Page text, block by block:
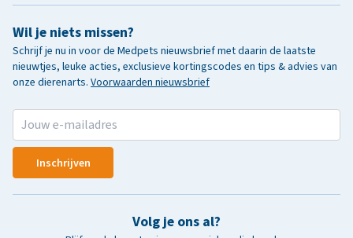
Wil je niets missen?
Schrijf je nu in voor de Medpets nieuwsbrief met daarin de laatste
nieuwtjes, leuke acties, exclusieve kortingscodes en tips & advies van
onze dierenarts. Voorwaarden nieuwsbrief
Inschrijven
Volg je ons al?